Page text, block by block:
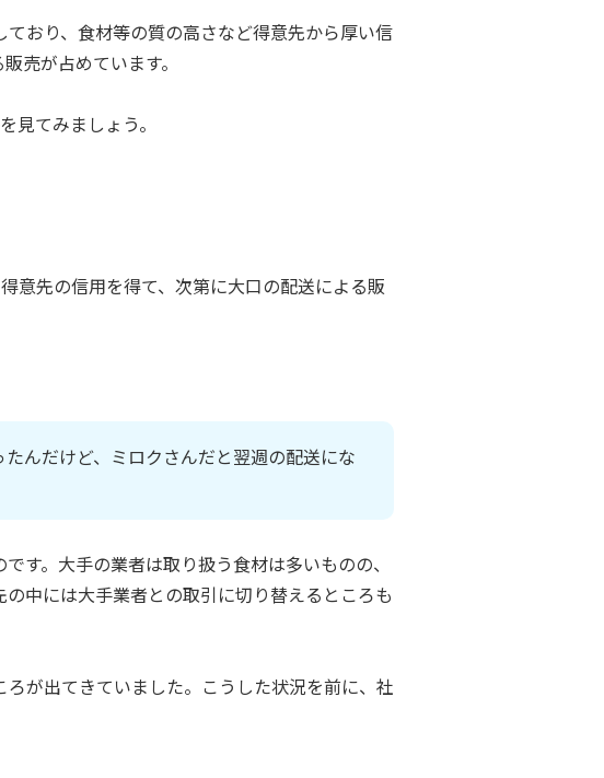
おり、食材等の質の高さなど得意先から厚い信
売が占めています。
見てみましょう。
意先の信用を得て、次第に大口の配送による販
んだけど、ミロクさんだと翌週の配送にな
す。大手の業者は取り扱う食材は多いものの、
中には大手業者との取引に切り替えるところも
が出てきていました。こうした状況を前に、社